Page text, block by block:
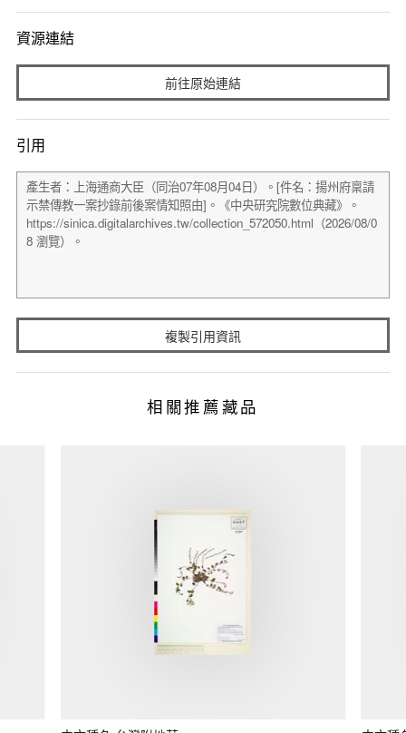
資源連結
前往原始連結
引用
複製引用資訊
相關推薦藏品